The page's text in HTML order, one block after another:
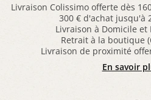
Livraison Colissimo offerte dès
300 € d'achat jusqu'à
Livraison à Domicile
Retrait à la boutique
Livraison de proximité
En savoir